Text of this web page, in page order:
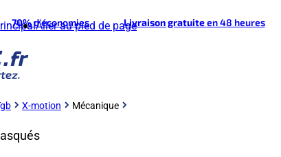
Aller au pied de page
70%d'économies Livraison gratuiteen 48 heures
X-motion Mécanique